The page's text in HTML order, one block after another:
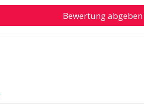
Bewertung abgeben